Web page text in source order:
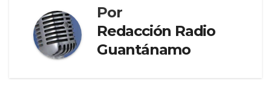
Por
Redacción Radio
Guantánamo